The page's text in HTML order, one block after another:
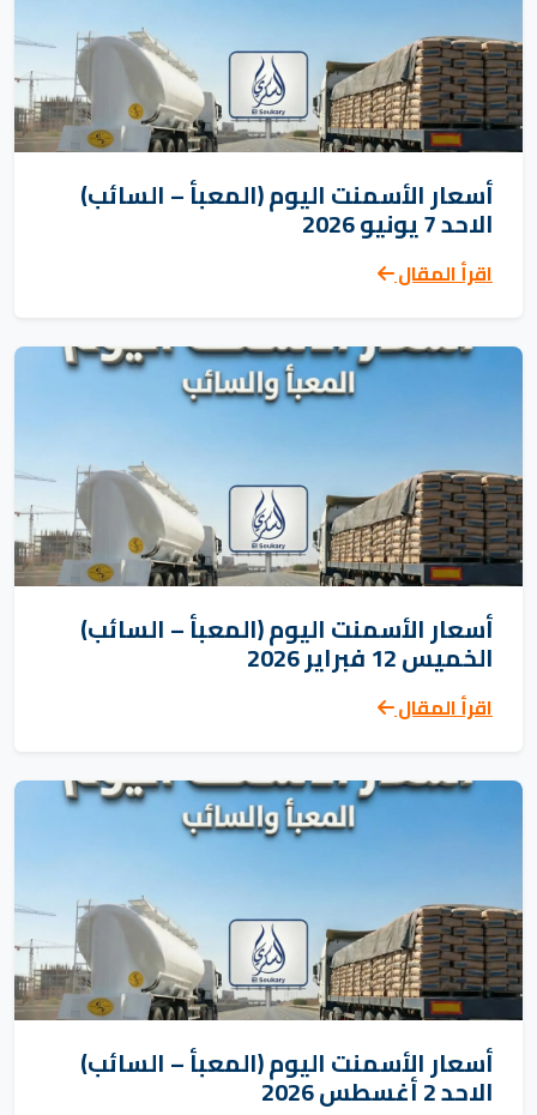
أسعار الأسمنت اليوم (المعبأ – السائب)
الاحد 7 يونيو 2026
اقرأ المقال
أسعار الأسمنت اليوم (المعبأ – السائب)
الخميس 12 فبراير 2026
اقرأ المقال
أسعار الأسمنت اليوم (المعبأ – السائب)
الاحد 2 أغسطس 2026